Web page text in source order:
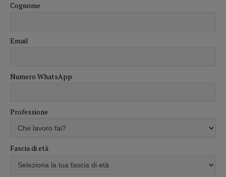
Cognome
Email
Numero WhatsApp
Professione
Fascia di età